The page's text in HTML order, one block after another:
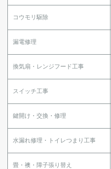
コウモリ駆除
漏電修理
換気扇・レンジフード工事
スイッチ工事
鍵開け・交換・修理
水漏れ修理・トイレつまり工事
畳・襖・障子張り替え